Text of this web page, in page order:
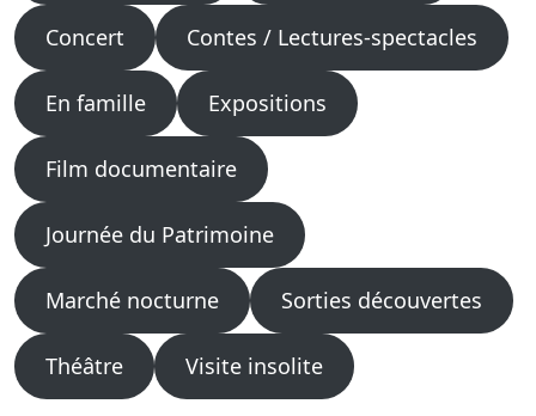
Concert Contes / Lectures-spectacles
En famille Expositions
Film documentaire
Journée du Patrimoine
Marché nocturne Sorties découvertes
Théâtre Visite insolite